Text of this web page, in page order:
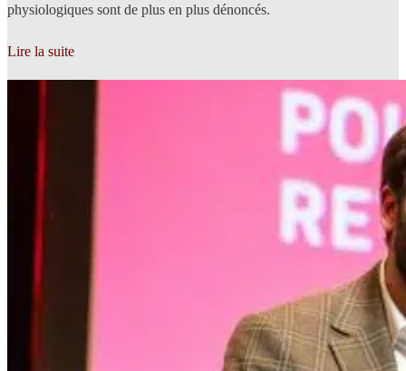
physiologiques sont de plus en plus dénoncés.
Lire la suite